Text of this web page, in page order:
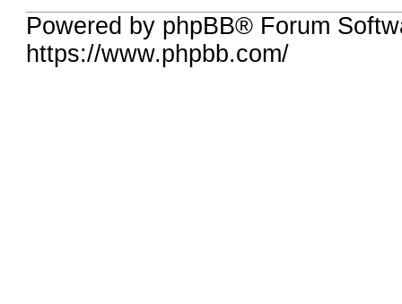
Powered by phpBB® Forum
https://www.phpbb.com/